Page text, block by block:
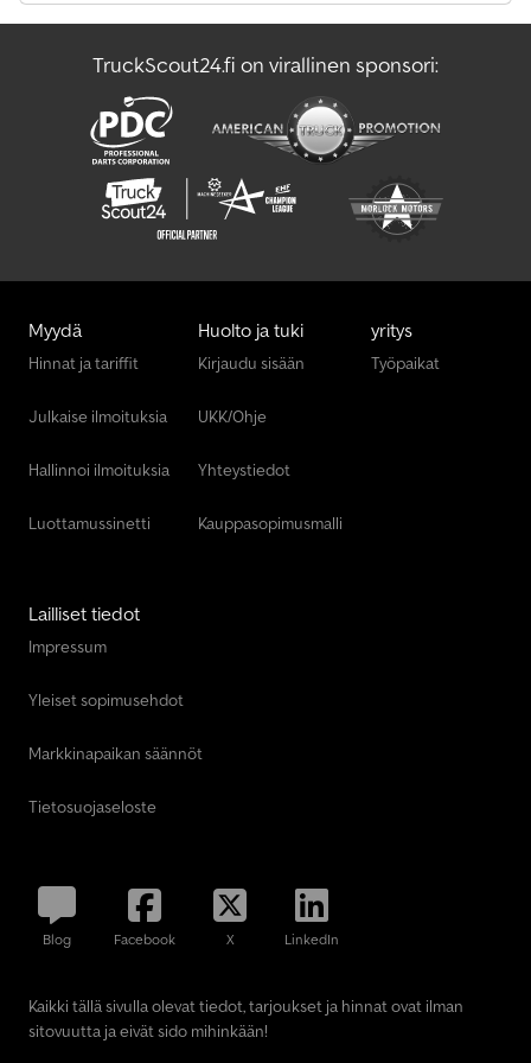
Volvo Kuorma Auto
Vw Minibussi
TruckScout24.fi on virallinen sponsori:
Myydä
Hinnat ja tariffit
Julkaise ilmoituksia
Hallinnoi ilmoituksia
Luottamussinetti
Huolto ja tuki
Kirjaudu sisään
UKK/Ohje
Yhteystiedot
Kauppasopimusmalli
yritys
Työpaikat
Lailliset tiedot
Impressum
Yleiset sopimusehdot
Markkinapaikan säännöt
Tietosuojaseloste
Blog Facebook X LinkedIn
Kaikki tällä sivulla olevat tiedot, tarjoukset ja hinnat ovat ilman
sitovuutta ja eivät sido mihinkään!